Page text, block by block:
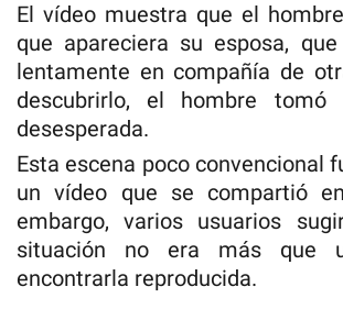
El vídeo muestra que el
que apareciera su esposa,
lentamente en compañía de
descubrirlo, el hombre tomó
desesperada.
Esta escena poco convencional
un vídeo que se compartió
embargo, varios usuarios
situación no era más que
encontrarla reproducida.